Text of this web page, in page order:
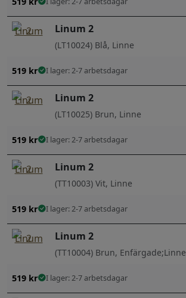
Linum 2
(LT10024) Blå, Linne
519 kr I lager: 2-7 arbetsdagar
Linum 2
(LT10025) Brun, Linne
519 kr I lager: 2-7 arbetsdagar
Linum 2
(TT10003) Vit, Linne
519 kr I lager: 2-7 arbetsdagar
Linum 2
(TT10004) Brun, Enfärgade;Linne
519 kr I lager: 2-7 arbetsdagar